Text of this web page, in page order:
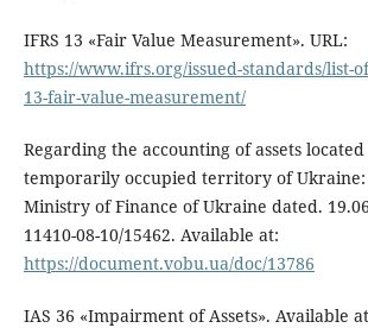
IFRS 13 «Fair Value Measurement». URL:
https://www.ifrs.org/issued-standards/list-
13-fair-value-measurement/
Regarding the accounting of assets
temporarily occupied territory of
Ministry of Finance of Ukraine dated.
11410-08-10/15462. Available at:
https://document.vobu.ua/doc/13786
IAS 36 «Impairment of Assets». Available